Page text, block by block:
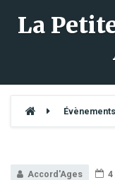
La
Évènements
Accord'Ages 4